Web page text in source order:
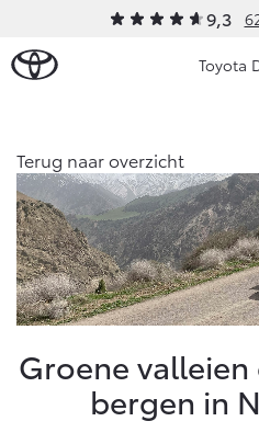
9,3
Toyota
Ons bedrijf
Ons bedrijf
Vacatures
Klantbeoordelingen
Contact en Route
Nieuws en Acties
Onderhoud
Werkplaatsafspraak
Werkplaatsafspraak
Contact en Route
Terug naar overzicht
Groene
bergen in